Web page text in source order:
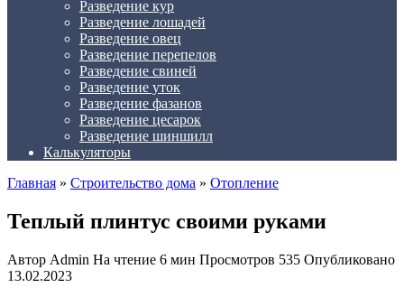
Разведение кур
Разведение лошадей
Разведение овец
Разведение перепелов
Разведение свиней
Разведение уток
Разведение фазанов
Разведение цесарок
Разведение шиншилл
Калькуляторы
Главная » Строительство дома » Отопление
Теплый плинтус своими руками
Автор Admin На чтение 6 мин Просмотров 535 Опубликовано
13.02.2023